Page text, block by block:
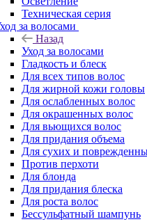
Техническая серия
за волосами
Назад
Уход за волосами
Гладкость и блеск
Для всех типов волос
Для жирной кожи головы
Для ослабленных волос
Для окрашенных волос
Для вьющихся волос
Для придания объема
Для сухих и
Против перхоти
Для блонда
Для придания блеска
Для роста волос
Бессульфатный шампунь